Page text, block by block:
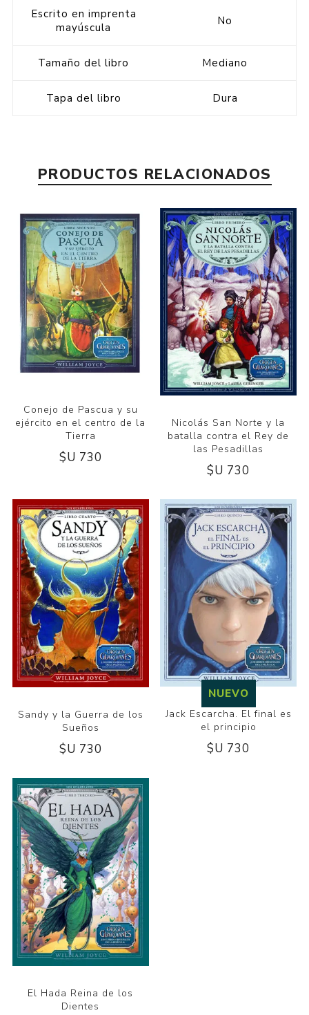
Escrito en imprenta
mayúscula
No
Tamaño del libro Mediano
Tapa del libro Dura
PRODUCTOS RELACIONADOS
Conejo de Pascua y su
ejército en el centro de la
Tierra
$U 730
Nicolás San Norte y la
batalla contra el Rey de
las Pesadillas
$U 730
Sandy y la Guerra de los
Sueños
$U 730
NUEVO
Jack Escarcha. El final es
el principio
$U 730
El Hada Reina de los
Dientes